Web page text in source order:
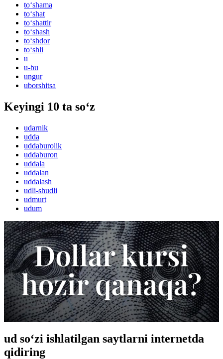
to‘shama
to‘shat
to‘shattir
to‘shash
to‘shdor
to‘shli
u
u-bu
ungur
uborshitsa
Keyingi 10 ta so‘z
udarnik
udda
uddaburolik
uddaburon
uddala
uddalan
uddalash
udli-shudli
udmurt
udum
ud so‘zi ishlatilgan saytlarni internetda
qidiring